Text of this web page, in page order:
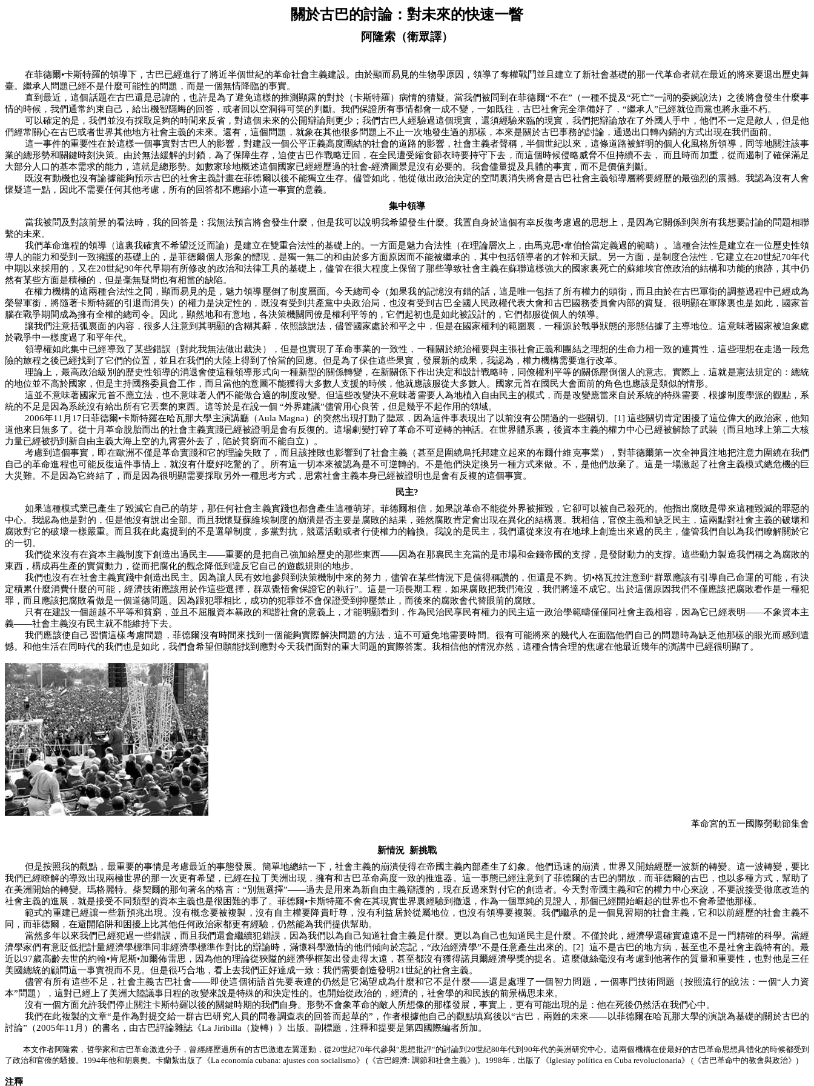
關於古巴的討論：對未來的快速一瞥
阿隆索（衛眾譯）
在菲德爾•卡斯特羅的領導下，古巴已經進行了將近半個世紀的革命社會主義建設。由於顯而易見的生物學原因，領導了奪權戰鬥並且建立了新社會基礎的那一代革命者就在最近的將來要退出歷史舞
臺。繼承人問題已經不是什麼可能性的問題，而是一個無情降臨的事實。
直到最近，這個話題在古巴還是忌諱的，也許是為了避免這樣的推測顯露的對於（卡斯特羅）病情的猜疑。當我們被問到在菲德爾“不在”（一種不提及“死亡”一詞的委婉說法）之後將會發生什麼事
情的時候，我們通常約束自己，給出機智隱晦的回答，或者回以空洞得可笑的判斷。我們保證所有事情都會一成不變，一如既往，古巴社會完全準備好了，“繼承人”已經就位而黨也將永垂不朽。
可以確定的是，我們並沒有採取足夠的時間來反省，對這個未來的公開辯論則更少；我們古巴人經驗過這個現實，還須經驗來臨的現實，我們把辯論放在了外國人手中，他們不一定是敵人，但是他
們經常關心在古巴或者世界其他地方社會主義的未來。還有，這個問題，就象在其他很多問題上不止一次地發生過的那樣，本來是關於古巴事務的討論，通過出口轉內銷的方式出現在我們面前。
這一事件的重要性在於這樣一個事實對古巴人的影響，對建設一個公平正義高度團結的社會的道路的影響，社會主義者聲稱，半個世紀以來，這條道路被鮮明的個人化風格所領導，同等地關注該事
業的總形勢和關鍵時刻決策。由於無法緩解的封鎖，為了保障生存，迫使古巴作戰略迂回，在全民遭受縮食節衣時要持守下去，而這個時候侵略威脅不但持續不去，
而且時而加重，從而遏制了確保滿足
大部分人口的基本需求的能力，這就是總形勢。如數家珍地概述這個國家已經經歷過的社會-經濟圖景是沒有必要的。我會儘量提及具體的事實，而不是價值判斷。
既沒有動機也沒有論據能夠預示古巴的社會主義計畫在菲德爾以後不能獨立生存。儘管如此，他從做出政治決定的空間裏消失將會是古巴社會主義領導層將要經歷的最強烈的震撼。我認為沒有人會
懷疑這一點，因此不需要任何其他考慮，所有的回答都不應縮小這一事實的意義。
集中領導
當我被問及對該前景的看法時，我的回答是：我無法預言將會發生什麼，但是我可以說明我希望發生什麼。我置自身於這個有幸反復考慮過的思想上，是因為它關係到與所有我想要討論的問題相聯
繫的未來。
我們革命進程的領導（這裏我確實不希望泛泛而論）是建立在雙重合法性的基礎上的。一方面是魅力合法性（在理論層次上，由馬克思•韋伯恰當定義過的範疇）。這種合法性是建立在一位歷史性領
導人的能力和受到一致擁護的基礎上的，是菲德爾個人形象的體現，是獨一無二的和由於多方面原因而不能被繼承的，其中包括領導者的才幹和天賦。另一方面，是制度合法性，它建立在20世紀70年代
中期以來採用的，又在20世紀90年代早期有所修改的政治和法律工具的基礎上，儘管在很大程度上保留了那些導致社會主義在蘇聯這樣強大的國家裏死亡的蘇維埃官僚政治的結構和功能的痕跡，其中仍
然有某些方面是積極的，但是毫無疑問也有相當的缺陷。
在權力機構的這兩種合法性之間，顯而易見的是，魅力領導壓倒了制度層面。今天總司令（如果我的記憶沒有錯的話，這是唯一包括了所有權力的頭銜，而且由於在古巴軍銜的調整過程中已經成為
榮譽軍銜，將隨著卡斯特羅的引退而消失）的權力是決定性的，既沒有受到共產黨中央政治局，也沒有受到古巴全國人民政權代表大會和古巴國務委員會內部的質疑。很明顯在軍隊裏也是如此，國家首
腦在戰爭期間成為擁有全權的總司令。因此，顯然地和有意地，各決策機關同僚是權利平等的，它們起初也是如此被設計的，它們都服從個人的領導。
讓我們注意括弧裏面的內容，很多人注意到其明顯的含糊其辭，依照該說法，儘管國家處於和平之中，但是在國家權利的範圍裏，一種源於戰爭狀態的形態佔據了主導地位。這意味著國家被迫象處
於戰爭中一樣度過了和平年代。
領導權如此集中已經導致了某些錯誤（對此我無法做出裁決），但是也實現了革命事業的一致性，一種關於統治權要與主張社會正義和團結之理想的生命力相一致的連貫性，這些理想在走過一段危
險的旅程之後已經找到了它們的位置，並且在我們的大陸上得到了恰當的回應。但是為了保住這些果實，發展新的成果，我認為，權力機構需要進行改革。
理論上，最高政治級別的歷史性領導的消退會使這種領導形式向一種新型的關係轉變，在新關係下作出決定和設計戰略時，同僚權利平等的關係壓倒個人的意志。實際上，這就是憲法規定的：總統
的地位並不高於國家，但是主持國務委員會工作，而且當他的意圖不能獲得大多數人支援的時候，他就應該服從大多數人。國家元首在國民大會面前的角色也應該是類似的情形。
這並不意味著國家元首不應立法，也不意味著人們不能做合適的制度改變。但這些改變決不意味著需要人為地植入自由民主的模式，而是改變應當來自於系統的特殊需要，根據制度學派的觀點，系
統的不足是因為系統沒有給出所有它丟棄的東西。這等於是在說一個 “外界建議”儘管用心良苦，但是幾乎不起作用的領域。
2006年11 月 17 日菲德爾•卡斯特羅在哈瓦那大學主演講廳（Aula Magna）的突然出現打動了聽眾，因為這件事表現出了以前沒有公開過的一些關切。 [1] 這些關切肯定困擾了這位偉大的政治家，他知
道他來日無多了。從十月革命脫胎而出的社會主義實踐已經被證明是會有反復的。這場劇變打碎了革命不可逆轉的神話。在世界體系裏，後資本主義的權力中心已經被解除了武裝（而且地球上第二大核
力量已經被扔到新自由主義大海上空的九霄雲外去了，陷於貧窮而不能自立）。
考慮到這個事實，即在歐洲不僅是革命實踐和它的理論失敗了，而且該挫敗也影響到了社會主義（甚至是圍繞烏托邦建立起來的布爾什維克事業），對菲德爾第一次全神貫注地把注意力圍繞在我們
自己的革命進程也可能反復這件事情上，就沒有什麼好吃驚的了。所有這一切本來被認為是不可逆轉的。不是他們決定換另一種方式來做。不，是他們放棄了。這是一場激起了社會主義模式總危機的巨
大災難。不是因為它終結了，而是因為很明顯需要採取另外一種思考方式，思索社會主義本身已經被證明也是會有反複的這個事實。
民主?
如果這種模式業已產生了毀滅它自己的萌芽，那任何社會主義實踐也都會產生這種萌芽。菲德爾相信，如果說革命不能從外界被摧毀，它卻可以被自己殺死的。他指出腐敗是帶來這種毀滅的罪惡的
中心。我認為他是對的，但是他沒有說出全部。而且我懷疑蘇維埃制度的崩潰是否主要是腐敗的結果，雖然腐敗肯定會出現在異化的結構裏。我相信，官僚主義和缺乏民主，這兩點對社會主義的破壞和
腐敗對它的破壞一樣嚴重。而且我在此處提到的不是選舉制度，多黨對抗，競選活動或者行使權力的輪換。我說的是民主，我們還從來沒有在地球上創造出來過的民主，儘管我們自以為我們瞭解關於它
的一切。
我們從來沒有在資本主義制度下創造出過民主——重要的是把自己強加給歷史的那些東西——因為在那裏民主充當的是市場和金錢帝國的支撐，是發財動力的支撐。這些動力製造我們稱之為腐敗的
東西，構成再生產的實質動力，從而把腐化的觀念降低到違反它自己的遊戲規則的地步。
我們也沒有在社會主義實踐中創造出民主。因為讓人民有效地參與到決策機制中來的努力，儘管在某些情況下是值得稱讚的，但還是不夠。切•格瓦拉注意到“群眾應該有引導自己命運的可能，有決
定積累什麼消費什麼的可能，經濟技術應該用於作這些選擇，群眾覺悟會保證它的執行”。這是一項長期工程，如果腐敗把我們淹沒，我們將達不成它。出於這個原因我們不僅應該把腐敗看作是一種犯
罪，而且應該把腐敗看做是一個道德問題。因為跟犯罪相比，成功的犯罪並不會保證受到抑壓禁止，而後來的腐敗會代替眼前的腐敗。
只有在建設一個超越不平等和貧窮，並且不屈服資本暴政的和諧社會的意義上，才能明顯看到，作為民治民享民有權力的民主這一政治學範疇僅僅同社會主義相容，因為它已經表明——不象資本主
義——社會主義沒有民主就不能維持下去。
我們應該使自己習慣這樣考慮問題，菲德爾沒有時間來找到一個能夠實際解決問題的方法，這不可避免地需要時間。很有可能將來的幾代人在面臨他們自己的問題時為缺乏他那樣的眼光而感到遺
憾。和他生活在同時代的我們也是如此，我們會希望但願能找到應對今天我們面對的重大問題的實際答案。我相信他的情況亦然，這種合情合理的焦慮在他最近幾年的演講中已經很明顯了。
革命宮的五一國際勞動節集會
新情況 新挑戰
但是按照我的觀點，最重要的事情是考慮最近的事態發展。簡單地總結一下，社會主義的崩潰使得在帝國主義內部產生了幻象。他們迅速的崩潰，世界又開始經歷一波新的轉變。這一波轉變，要比
我們已經瞭解的導致出現兩極世界的那一次更有希望，已經在拉丁美洲出現，擁有和古巴革命高度一致的推進器。這一事態已經注意到了菲德爾的古巴的開放，而菲德爾的古巴，也以多種方式，幫助了
在美洲開始的轉變。瑪格麗特。柴契爾的那句著名的格言：“別無選擇”——過去是用來為新自由主義辯護的，現在反過來對付它的創造者。今天對帝國主義和它的權力中心來說，不要說接受徹底改造的
社會主義的進展，就是接受不同類型的資本主義也是很困難的事了。菲德爾•卡斯特羅不會在其現實世界裏經驗到撤退，作為一個單純的見證人，那個已經開始崛起的世界也不會希望他那樣。
範式的重建已經讓一些新預兆出現。沒有概念要被複製，沒有自主權要降貴旴尊，沒有利益居於從屬地位，也沒有領導要複製。我們繼承的是一個見習期的社會主義，它和以前經歷的社會主義不
同，而菲德爾，在避開陷阱和困擾上比其他任何政治家都更有經驗，仍然能為我們提供幫助。
當然多年以來我們已經犯過一些錯誤，而且我們還會繼續犯錯誤，因為我們以為自己知道社會主義是什麼。更以為自己也知道民主是什麼。不僅於此，經濟學還確實遠遠不是一門精確的科學。當經
濟學家們有意貶低把計量經濟學標準同非經濟學標準作對比的辯論時，滿懷科學激情的他們傾向於忘記，“政治經濟學”不是任意產生出來的。 [2] 這不是古巴的地方病，甚至也不是社會主義特有的。最
近以97歲高齡去世的約翰•肯尼斯•加爾佈雷思，因為他的理論從狹隘的經濟學框架出發走得太遠，甚至都沒有獲得諾貝爾經濟學獎的提名。這麼做絲毫沒有考慮到他著作的質量和重要性，也對他是三任
美國總統的顧問這一事實視而不見。但是很巧合地，看上去我們正好達成一致：我們需要創造發明21世紀的社會主義。
儘管有所有這些不足，社會主義古巴社會——即使這個術語首先要表達的仍然是它渴望成為什麼和它不是什麼——還是處理了一個智力問題，一個專門技術問題（按照流行的說法：一個“人力資
本”問題），這對已經上了美洲大陸議事日程的改變來說是特殊的和決定性的。也開始從政治的，經濟的，社會學的和民族的前景構思未來。
沒有一個方面允許我們停止關注卡斯特羅以後的關鍵時期的我們自身。形勢不會象革命的敵人所想像的那樣發展，事實上，更有可能出現的是：他在死後仍然活在我們心中。
我們在此複製的文章“是作為對提交給一群古巴研究人員的問卷調查表的回答而起草的”，作者根據他自己的觀點填寫後以“古巴，兩難的未來——以菲德爾在哈瓦那大學的演說為基礎的關於古巴的
討論”（2005年11 月）的書名，由古巴評論雜誌《La Jiribilla （旋轉）》出版。副標題，注釋和提要是第四國際編者所加。
本文作者阿隆索，哲學家和古巴革命激進分子，曾經經歷過所有的古巴激進左翼運動，從20世紀70年代參與“思想批評“的討論到20世紀80年代到 90年代的美洲研究中心。這兩個機構在使最好的古巴革命思想具體化的時候都受到
了政治和官僚的騷擾。 1994年他和胡裏奧。卡蘭紮出版了《La economía cubana: ajustes con socialismo》 ( 《古巴經濟: 調節和社會主義》 )。 1998年，出版了《Iglesiay política en Cuba revolucionaria》 ( 《古巴革命中的教會與政治》 )
注釋